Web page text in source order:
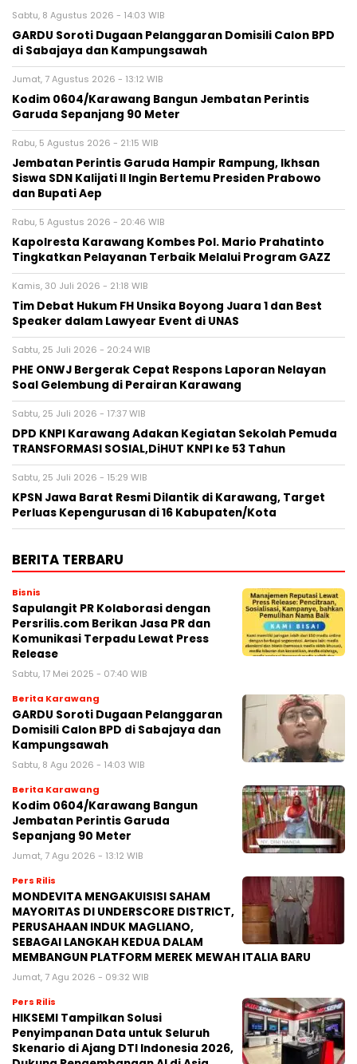
Sabtu, 8 Agustus 2026 - 14:03 WIB
GARDU Soroti Dugaan Pelanggaran Domisili Calon BPD
di Sabajaya dan Kampungsawah
Jumat, 7 Agustus 2026 - 13:12 WIB
Kodim 0604/Karawang Bangun Jembatan Perintis
Garuda Sepanjang 90 Meter
Rabu, 5 Agustus 2026 - 21:15 WIB
Jembatan Perintis Garuda Hampir Rampung, Ikhsan
Siswa SDN Kalijati II Ingin Bertemu Presiden Prabowo
dan Bupati Aep
Rabu, 5 Agustus 2026 - 20:46 WIB
Kapolresta Karawang Kombes Pol. Mario Prahatinto
Tingkatkan Pelayanan Terbaik Melalui Program GAZZ
Kamis, 30 Juli 2026 - 21:18 WIB
​Tim Debat Hukum FH Unsika Boyong Juara 1 dan Best
Speaker dalam Lawyear Event di UNAS
Sabtu, 25 Juli 2026 - 20:24 WIB
PHE ONWJ Bergerak Cepat Respons Laporan Nelayan
Soal Gelembung di Perairan Karawang
Sabtu, 25 Juli 2026 - 17:37 WIB
DPD KNPI Karawang Adakan Kegiatan Sekolah Pemuda
TRANSFORMASI SOSIAL,DiHUT KNPI ke 53 Tahun
Sabtu, 25 Juli 2026 - 15:29 WIB
KPSN Jawa Barat Resmi Dilantik di Karawang, Target
Perluas Kepengurusan di 16 Kabupaten/Kota
BERITA TERBARU
Bisnis
Sapulangit PR Kolaborasi dengan
Persrilis.com Berikan Jasa PR dan
Komunikasi Terpadu Lewat Press
Release
Sabtu, 17 Mei 2025 - 07:40 WIB
Berita Karawang
GARDU Soroti Dugaan Pelanggaran
Domisili Calon BPD di Sabajaya dan
Kampungsawah
Sabtu, 8 Agu 2026 - 14:03 WIB
Berita Karawang
Kodim 0604/Karawang Bangun
Jembatan Perintis Garuda
Sepanjang 90 Meter
Jumat, 7 Agu 2026 - 13:12 WIB
Pers Rilis
MONDEVITA MENGAKUISISI SAHAM
MAYORITAS DI UNDERSCORE DISTRICT,
PERUSAHAAN INDUK MAGLIANO,
SEBAGAI LANGKAH KEDUA DALAM
MEMBANGUN PLATFORM MEREK MEWAH ITALIA BARU
Jumat, 7 Agu 2026 - 09:32 WIB
Pers Rilis
HIKSEMI Tampilkan Solusi
Penyimpanan Data untuk Seluruh
Skenario di Ajang DTI Indonesia 2026,